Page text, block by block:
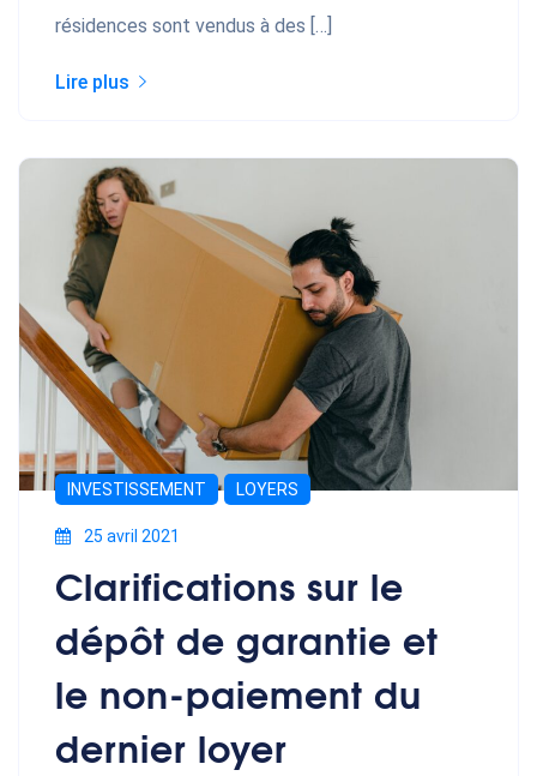
résidences sont vendus à des […]
Lire plus
INVESTISSEMENT LOYERS
25 avril 2021
Clarifications sur le
dépôt de garantie et
le non-paiement du
dernier loyer